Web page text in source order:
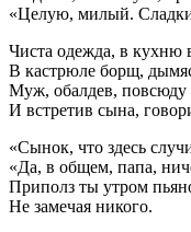
«Целую, милый.
Чиста одежда, в кухню
В кастрюле борщ,
Муж, обалдев, повсюду
И встретив сына,
«Сынок, что здесь
«Да, в общем, папа,
Приполз ты утром
Не замечая никого.